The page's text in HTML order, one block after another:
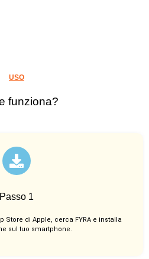
USO
funziona?
Passo 1
Store di Apple, cerca FYRA e installa
sul tuo smartphone.